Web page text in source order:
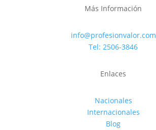
Más Información
info@profesionvalor.com
Tel: 2506-3846
Enlaces
Nacionales
Internacionales
Blog